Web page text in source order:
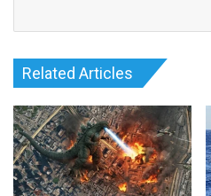
Related Articles